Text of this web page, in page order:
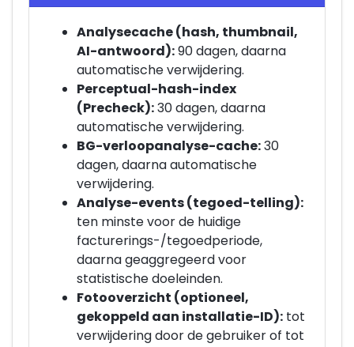
Analysecache (hash, thumbnail,
AI-antwoord):90 dagen, daarna
automatische verwijdering.
Perceptual-hash-index
(Precheck):30 dagen, daarna
automatische verwijdering.
BG-verloopanalyse-cache:30
dagen, daarna automatische
verwijdering.
Analyse-events (tegoed-telling):
ten minste voor de huidige
facturerings-/tegoedperiode,
daarna geaggregeerd voor
statistische doeleinden.
Fotooverzicht (optioneel,
gekoppeld aan installatie-ID): tot
verwijdering door de gebruiker of tot